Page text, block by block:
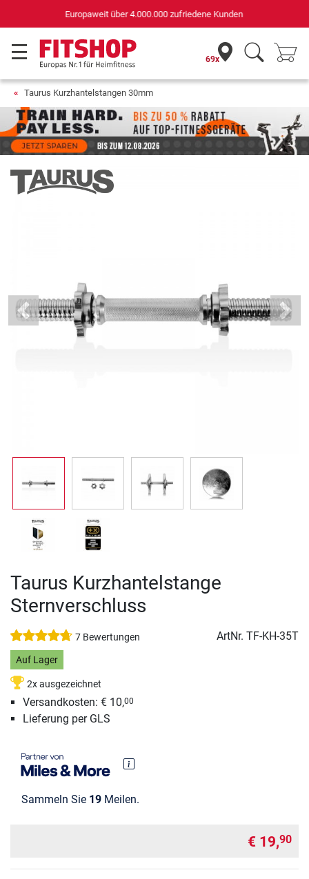
für Sportgeräte (n-tv+DISQ 2016-2024)
69x
Taurus Kurzhantelstangen 30mm
Previous Next
Taurus Kurzhantelstange
Sternverschluss
7 Bewertungen ArtNr. TF-KH-35T
Auf Lager
2x ausgezeichnet
Versandkosten: € 10,00
Lieferung per GLS
Sammeln Sie 19 Meilen.
€ 19,90